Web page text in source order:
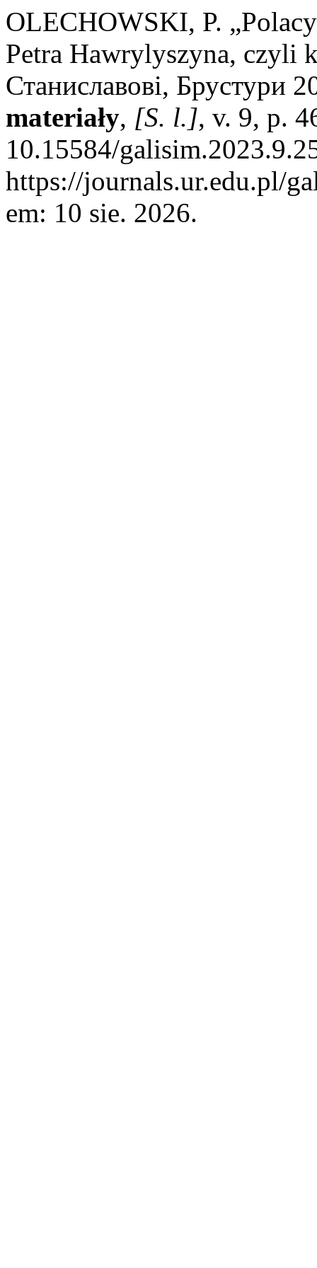
OLECHOWSKI, P.
Petra Hawrylyszyna, czyli
Станиславові, Брустури
materiały, [S. l.], v. 9, p.
10.15584/
https://journals.ur.edu.pl/
em: 10 sie. 2026.